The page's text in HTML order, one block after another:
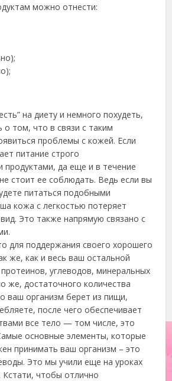
можно отнести:
на диету и немного похудеть,
о том, что в связи с таким
проблемы с кожей. Если
питание строго
продуктами, да еще и в течение
стоит ее соблюдать. Ведь если вы
питаться подобными
кожа с легкостью потеряет
Это также напрямую связано с
для поддержания своего хорошего
же, как и весь ваш остальной
углеводов, минеральных
же, достаточного количества
ваш организм берет из пищи,
после чего обеспечивает
все тело — том числе, это
основные элементы, которые
принимать ваш организм – это
Это мы учили еще на уроках
чтобы отлично